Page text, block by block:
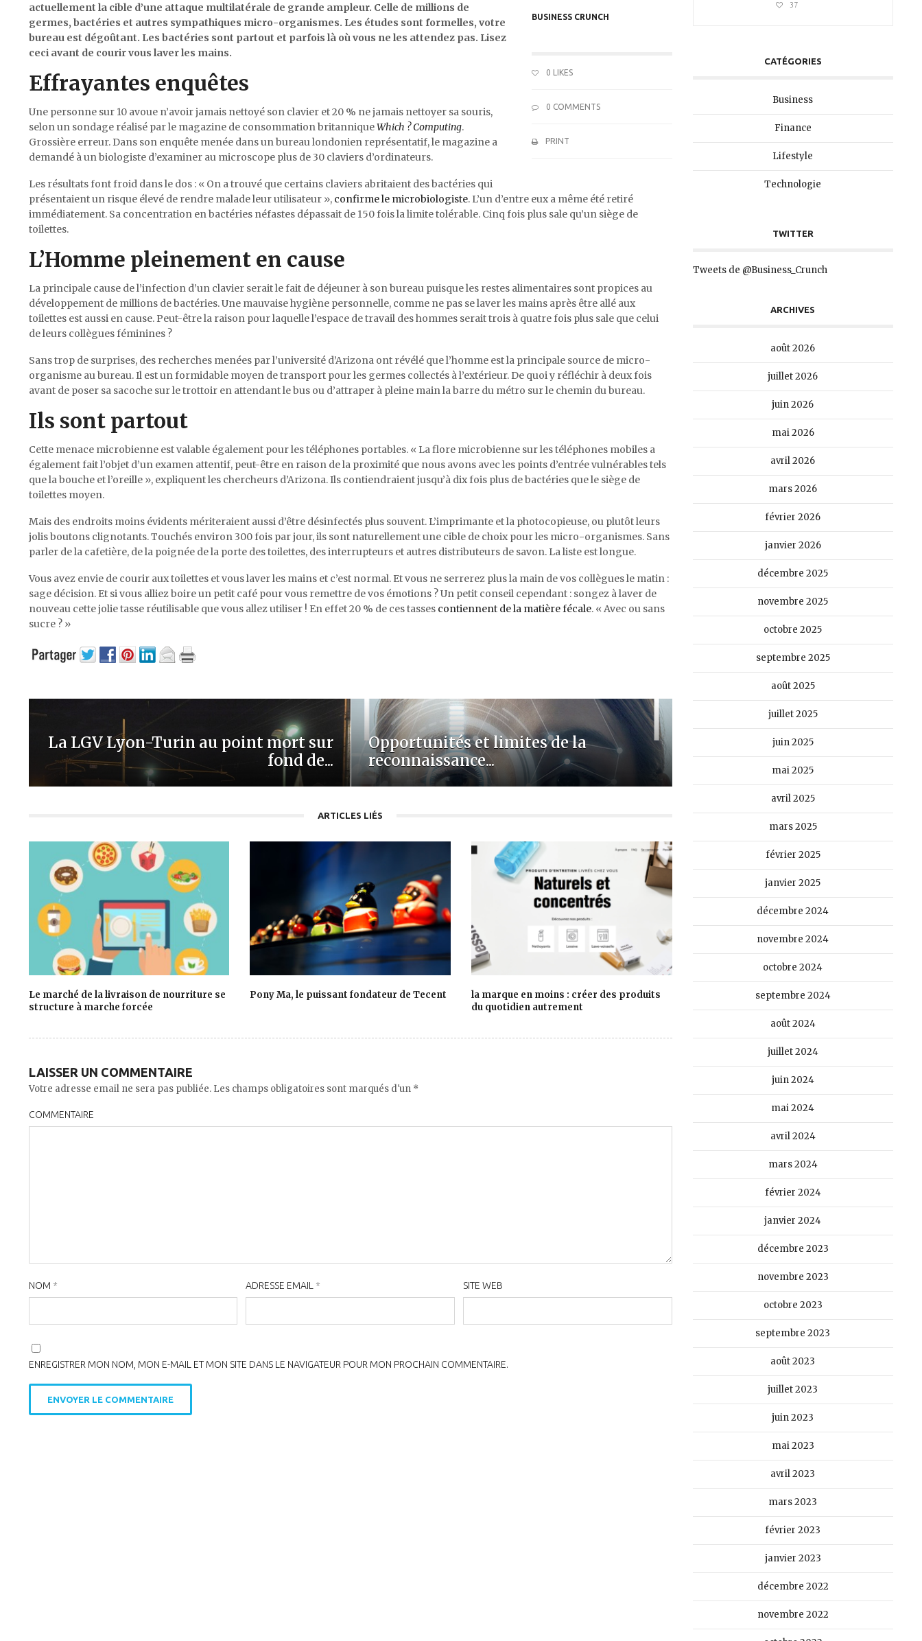
BUSINESS CRUNCH
0 LIKES
0 COMMENTS
PRINT
actuellement la cible d’une attaque multilatérale de grande ampleur. Celle de millions de
germes, bactéries et autres sympathiques micro-organismes. Les études sont formelles, votre
bureau est dégoûtant. Les bactéries sont partout et parfois là où vous ne les attendez pas. Lisez
ceci avant de courir vous laver les mains.
Effrayantes enquêtes
Une personne sur 10 avoue n’avoir jamais nettoyé son clavier et 20 % ne jamais nettoyer sa souris,
selon un sondage réalisé par le magazine de consommation britanniqueWhich ? Computing.
Grossière erreur. Dans son enquête menée dans un bureau londonien représentatif, le magazine a
demandé à un biologiste d’examiner au microscope plus de 30 claviers d’ordinateurs.
Les résultats font froid dans le dos : « On a trouvé que certains claviers abritaient des bactéries qui
présentaient un risque élevé de rendre malade leur utilisateur », confirme le microbiologiste. L’un d’entre eux a même été retiré
immédiatement. Sa concentration en bactéries néfastes dépassait de 150 fois la limite tolérable. Cinq fois plus sale qu’un siège de
toilettes.
L’Homme pleinement en cause
La principale cause de l’infection d’un clavier serait le fait de déjeuner à son bureau puisque les restes alimentaires sont propices au
développement de millions de bactéries. Une mauvaise hygiène personnelle, comme ne pas se laver les mains après être allé aux
toilettes est aussi en cause. Peut-être la raison pour laquelle l’espace de travail des hommes serait trois à quatre fois plus sale que celui
de leurs collègues féminines ?
Sans trop de surprises, des recherches menées par l’université d’Arizona ont révélé que l’homme est la principale source de micro-
organisme au bureau. Il est un formidable moyen de transport pour les germes collectés à l’extérieur. De quoi y réfléchir à deux fois
avant de poser sa sacoche sur le trottoir en attendant le bus ou d’attraper à pleine main la barre du métro sur le chemin du bureau.
Ils sont partout
Cette menace microbienne est valable également pour les téléphones portables. « La flore microbienne sur les téléphones mobiles a
également fait l’objet d’un examen attentif, peut-être en raison de la proximité que nous avons avec les points d’entrée vulnérables tels
que la bouche et l’oreille », expliquent les chercheurs d’Arizona. Ils contiendraient jusqu’à dix fois plus de bactéries que le siège de
toilettes moyen.
Mais des endroits moins évidents mériteraient aussi d’être désinfectés plus souvent. L’imprimante et la photocopieuse, ou plutôt leurs
jolis boutons clignotants. Touchés environ 300 fois par jour, ils sont naturellement une cible de choix pour les micro-organismes. Sans
parler de la cafetière, de la poignée de la porte des toilettes, des interrupteurs et autres distributeurs de savon. La liste est longue.
Vous avez envie de courir aux toilettes et vous laver les mains et c’est normal. Et vous ne serrerez plus la main de vos collègues le matin :
sage décision. Et si vous alliez boire un petit café pour vous remettre de vos émotions ? Un petit conseil cependant : songez à laver de
nouveau cette jolie tasse réutilisable que vous allez utiliser ! En effet 20 % de ces tasses contiennent de la matière fécale. « Avec ou sans
sucre ? »
La LGV Lyon-Turin au point mort sur
fond de...
Opportunités et limites de la
reconnaissance...
ARTICLES LIÉS
Le marché de la livraison de nourriture se
structure à marche forcée
Pony Ma, le puissant fondateur de Tecent
la marque en moins : créer des produits
du quotidien autrement
LAISSER UN COMMENTAIRE
Votre adresse email ne sera pas publiée. Les champs obligatoires sont marqués d'un *
COMMENTAIRE
NOM * ADRESSE EMAIL * SITE WEB
ENREGISTRER MON NOM, MON E-MAIL ET MON SITE DANS LE NAVIGATEUR POUR MON PROCHAIN COMMENTAIRE.
37
CATÉGORIES
Business
Finance
Lifestyle
Technologie
TWITTER
Tweets de @Business_Crunch
ARCHIVES
août 2026
juillet 2026
juin 2026
mai 2026
avril 2026
mars 2026
février 2026
janvier 2026
décembre 2025
novembre 2025
octobre 2025
septembre 2025
août 2025
juillet 2025
juin 2025
mai 2025
avril 2025
mars 2025
février 2025
janvier 2025
décembre 2024
novembre 2024
octobre 2024
septembre 2024
août 2024
juillet 2024
juin 2024
mai 2024
avril 2024
mars 2024
février 2024
janvier 2024
décembre 2023
novembre 2023
octobre 2023
septembre 2023
août 2023
juillet 2023
juin 2023
mai 2023
avril 2023
mars 2023
février 2023
janvier 2023
décembre 2022
novembre 2022